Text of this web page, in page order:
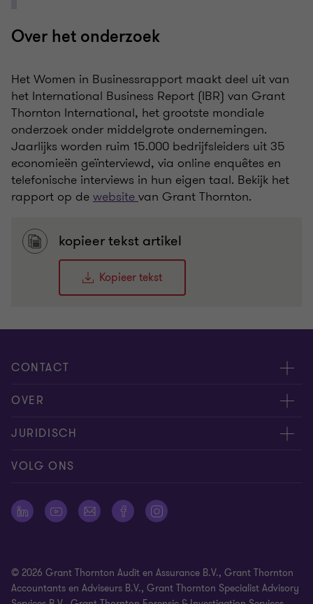
Over het onderzoek
Het Women in Businessrapport maakt deel uit van
het International Business Report (IBR) van Grant
Thornton International, het grootste mondiale
onderzoek onder middelgrote ondernemingen.
Jaarlijks worden ruim 15.000 bedrijfsleiders uit 35
economieën geïnterviewd, via online enquêtes en
telefonische interviews in hun eigen taal. Bekijk het
rapport op dewebsitevan Grant Thornton.
kopieer tekst artikel
Kopieer tekst
CONTACT
Evenementen
Neem contact op
OVER
Carrière
Over ons
Pers
JURIDISCH
Algemene voorwaarden
Cookievoorkeuren
Identificatieplicht
VOLG ONS
© 2026 Grant Thornton Audit en Assurance B.V., Grant Thornton
Accountants en Adviseurs B.V., Grant Thornton Specialist Advisory